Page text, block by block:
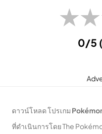
★★
0/5
ดาวน์โหลด โปรเกม
ที่ดำเนินการโดย The